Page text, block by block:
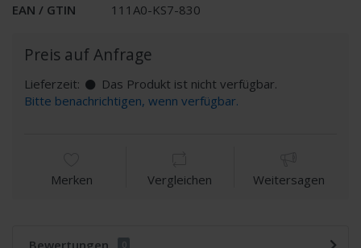
EAN / GTIN
111A0-KS7-830
Preis auf Anfrage
Lieferzeit:
Das Produkt ist nicht verfügbar.
Bitte benachrichtigen, wenn verfügbar.
Merken Vergleichen Weitersagen
Bewertungen 0